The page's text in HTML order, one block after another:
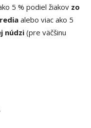
5 % podiel žiakov zo
alebo viac ako 5
núdzi(pre väčšinu